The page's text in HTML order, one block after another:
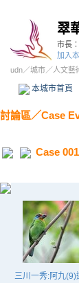
翠
市長：
加入
udn／城市／人文藝
本城市首頁
討論區／Case
Case 001
三川一秀:阿九(9)